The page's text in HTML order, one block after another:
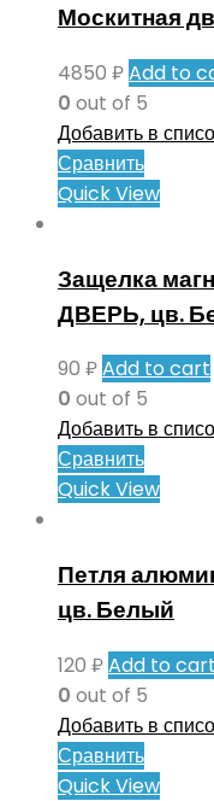
Москитная
4850 ₽Add to
0 out of 5
Добавить в
Сравнить
Quick View
Защелка
ДВЕРЬ, цв.
90 ₽Add to cart
0 out of 5
Добавить в
Сравнить
Quick View
Петля
цв. Белый
120 ₽Add to cart
0 out of 5
Добавить в
Сравнить
Quick View